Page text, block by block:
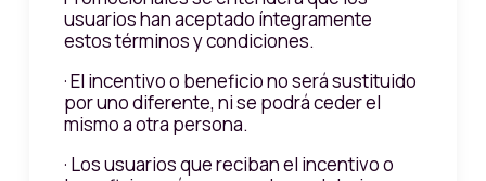
usuarios han aceptado íntegramente
estos términos y condiciones.
· El incentivo o beneficio no será sustituido
por uno diferente, ni se podrá ceder el
mismo a otra persona.
· Los usuarios que reciban el incentivo o